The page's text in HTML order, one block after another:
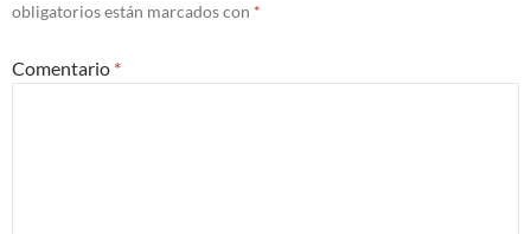
obligatorios están marcados con *
Comentario *